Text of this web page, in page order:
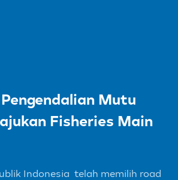
Mutu
Fisheries Main
Indonesia telah memilih road